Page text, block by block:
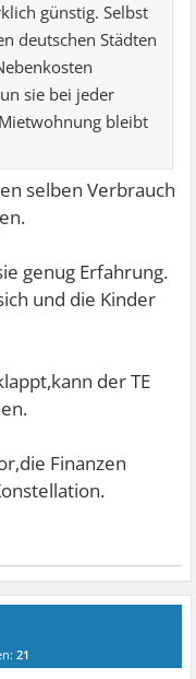
günstig. Selbst
deutschen Städten
sie bei jeder
bleibt
selben Verbrauch
genug Erfahrung.
und die Kinder
der TE
Finanzen
21